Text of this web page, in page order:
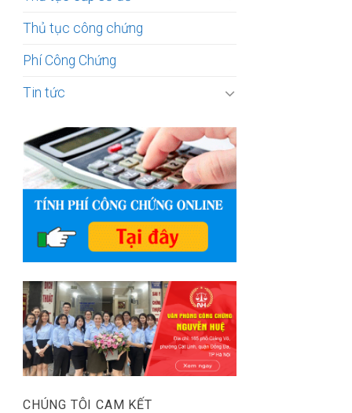
Thủ tục công chứng
Phí Công Chứng
Tin tức
CHÚNG TÔI CAM KẾT